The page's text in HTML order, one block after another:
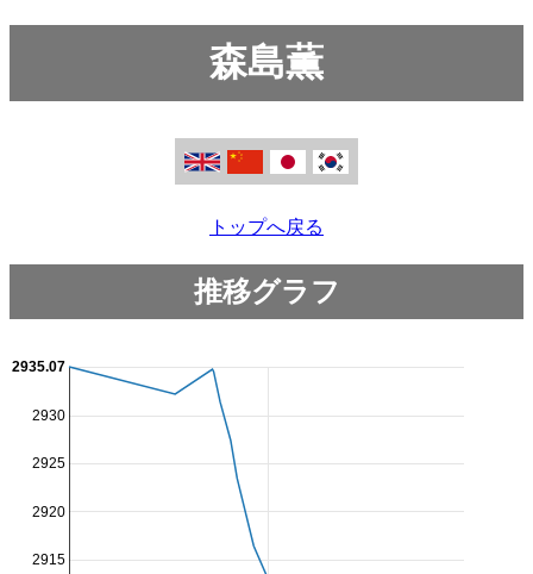
森島薫
トップへ戻る
推移グラフ
2915
2920
2925
2930
2935.07